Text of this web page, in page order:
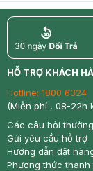
return
HỖ TRỢ KHÁCH
Hotline: 1800 6324
(Miễn phí , 08-22h
Các câu hỏi
Gửi yêu cầu hỗ trợ
Hướng dẫn đặt
Phương thức thanh